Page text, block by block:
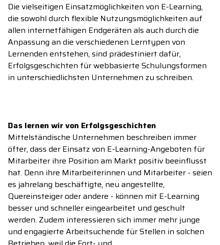
Die vielseitigen Einsatzmöglichkeiten von E-Learning,
die sowohl durch flexible Nutzungsmöglichkeiten auf
allen internetfähigen Endgeräten als auch durch die
Anpassung an die verschiedenen Lerntypen von
Lernenden entstehen, sind prädestiniert dafür,
Erfolgsgeschichten für webbasierte Schulungsformen
in unterschiedlichsten Unternehmen zu schreiben.
Das lernen wir von Erfolgsgeschichten
Mittelständische Unternehmen beschreiben immer
öfter, dass der Einsatz von E-Learning-Angeboten für
Mitarbeiter ihre Position am Markt positiv beeinflusst
hat. Denn ihre Mitarbeiterinnen und Mitarbeiter - seien
es jahrelang beschäftigte, neu angestellte,
Quereinsteiger oder andere - können mit E-Learning
besser und schneller eingearbeitet und geschult
werden. Zudem interessieren sich immer mehr junge
und engagierte Arbeitsuchende für Stellen in solchen